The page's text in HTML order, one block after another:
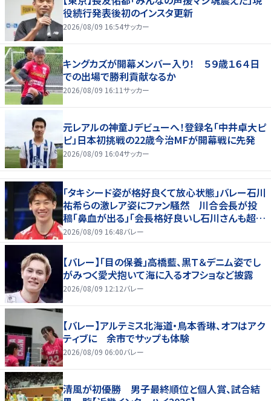
役続行発表後初のインスタ更新
2026/08/09 16:54サッカー
キングカズが開幕メンバー入り！ ５９歳１６４日
での出場で勝利貢献なるか
2026/08/09 16:11サッカー
元レアルの神童Ｊデビューへ！登録名「中井卓大ピ
ピ」日本初挑戦の22歳今治MFが開幕戦に先発
2026/08/09 16:04サッカー
「タキシード姿が格好良くて放心状態」バレー石川
祐希らの激レア姿にファン騒然 川合会長が投
稿「鼻血が出る」「会長格好良いし石川さんも超格
好いい」
2026/08/09 16:48バレー
【バレー】「目の保養」高橋藍、黒Ｔ＆デニム姿でし
がみつく愛犬抱いて海に入るオフショなど披露
2026/08/09 12:12バレー
【バレー】アルテミス北海道・鳥本香琳、オフはアク
ティブに 余市でサップも体験
2026/08/09 06:00バレー
清風が初優勝 男子最終順位と個人賞、試合結